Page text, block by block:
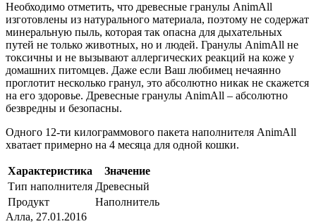
Необходимо отметить, что древесные гранулы AnimAll
изготовлены из натурального материала, поэтому не содержат
минеральную пыль, которая так опасна для дыхательных
путей не только животных, но и людей. Гранулы AnimAll не
токсичны и не вызывают аллергических реакций на коже у
домашних питомцев. Даже если Ваш любимец нечаянно
проглотит несколько гранул, это абсолютно никак не скажется
на его здоровье. Древесные гранулы AnimAll – абсолютно
безвредны и безопасны.
Одного 12-ти килограммового пакета наполнителя AnimAll
хватает примерно на 4 месяца для одной кошки.
Характеристика
Значение
Тип наполнителя Древесный
Продукт
Наполнитель
Алла, 27.01.2016